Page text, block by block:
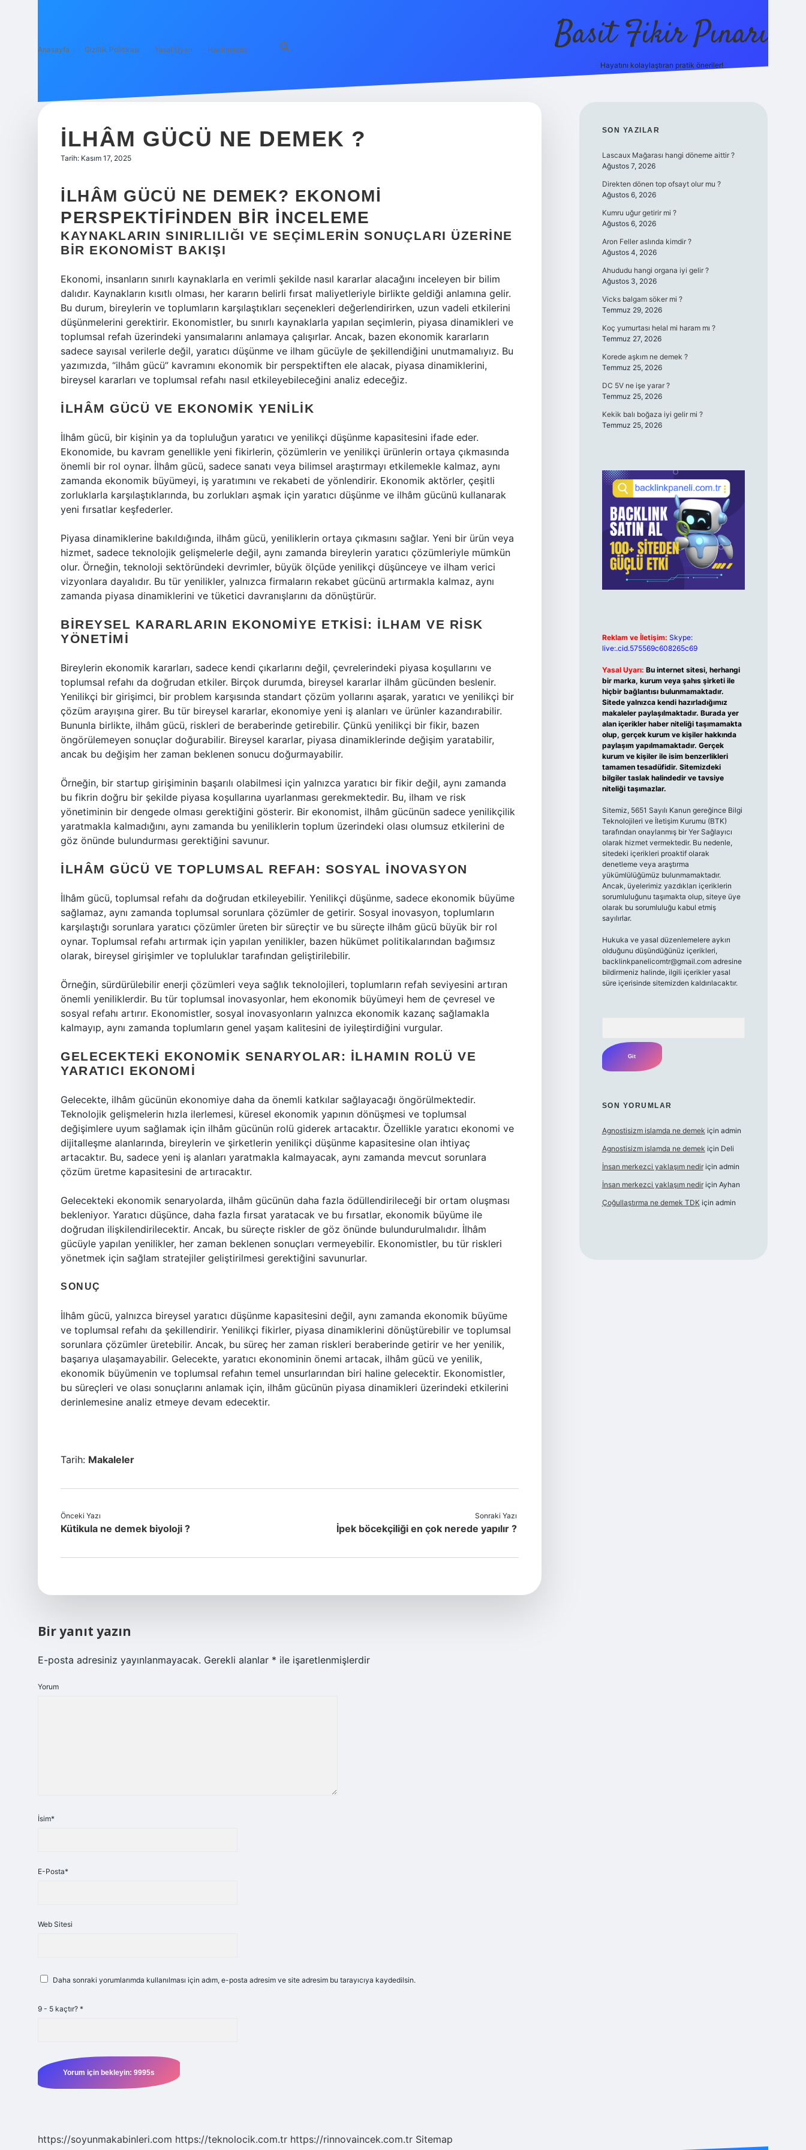
Anasayfa Gizlilik Politikası Yasal Uyarı Hakkımızda Basit Fikir Pınarı
Hayatını kolaylaştıran pratik öneriler!
İLHÂM GÜCÜ NE DEMEK ?
Tarih: Kasım 17, 2025
İLHÂM GÜCÜ NE DEMEK? EKONOMI
PERSPEKTIFINDEN BIR İNCELEME
KAYNAKLARIN SINIRLILIĞI VE SEÇIMLERIN SONUÇLARI ÜZERINE
BIR EKONOMIST BAKIŞI
Ekonomi, insanların sınırlı kaynaklarla en verimli şekilde nasıl kararlar alacağını inceleyen bir bilim
dalıdır. Kaynakların kısıtlı olması, her kararın belirli fırsat maliyetleriyle birlikte geldiği anlamına gelir.
Bu durum, bireylerin ve toplumların karşılaştıkları seçenekleri değerlendirirken, uzun vadeli etkilerini
düşünmelerini gerektirir. Ekonomistler, bu sınırlı kaynaklarla yapılan seçimlerin, piyasa dinamikleri ve
toplumsal refah üzerindeki yansımalarını anlamaya çalışırlar. Ancak, bazen ekonomik kararların
sadece sayısal verilerle değil, yaratıcı düşünme ve ilham gücüyle de şekillendiğini unutmamalıyız. Bu
yazımızda, “ilhâm gücü” kavramını ekonomik bir perspektiften ele alacak, piyasa dinamiklerini,
bireysel kararları ve toplumsal refahı nasıl etkileyebileceğini analiz edeceğiz.
İLHÂM GÜCÜ VE EKONOMIK YENILIK
İlhâm gücü, bir kişinin ya da topluluğun yaratıcı ve yenilikçi düşünme kapasitesini ifade eder.
Ekonomide, bu kavram genellikle yeni fikirlerin, çözümlerin ve yenilikçi ürünlerin ortaya çıkmasında
önemli bir rol oynar. İlhâm gücü, sadece sanatı veya bilimsel araştırmayı etkilemekle kalmaz, aynı
zamanda ekonomik büyümeyi, iş yaratımını ve rekabeti de yönlendirir. Ekonomik aktörler, çeşitli
zorluklarla karşılaştıklarında, bu zorlukları aşmak için yaratıcı düşünme ve ilhâm gücünü kullanarak
yeni fırsatlar keşfederler.
Piyasa dinamiklerine bakıldığında, ilhâm gücü, yeniliklerin ortaya çıkmasını sağlar. Yeni bir ürün veya
hizmet, sadece teknolojik gelişmelerle değil, aynı zamanda bireylerin yaratıcı çözümleriyle mümkün
olur. Örneğin, teknoloji sektöründeki devrimler, büyük ölçüde yenilikçi düşünceye ve ilham verici
vizyonlara dayalıdır. Bu tür yenilikler, yalnızca firmaların rekabet gücünü artırmakla kalmaz, aynı
zamanda piyasa dinamiklerini ve tüketici davranışlarını da dönüştürür.
BIREYSEL KARARLARIN EKONOMIYE ETKISI: İLHAM VE RISK
YÖNETIMI
Bireylerin ekonomik kararları, sadece kendi çıkarlarını değil, çevrelerindeki piyasa koşullarını ve
toplumsal refahı da doğrudan etkiler. Birçok durumda, bireysel kararlar ilhâm gücünden beslenir.
Yenilikçi bir girişimci, bir problem karşısında standart çözüm yollarını aşarak, yaratıcı ve yenilikçi bir
çözüm arayışına girer. Bu tür bireysel kararlar, ekonomiye yeni iş alanları ve ürünler kazandırabilir.
Bununla birlikte, ilhâm gücü, riskleri de beraberinde getirebilir. Çünkü yenilikçi bir fikir, bazen
öngörülemeyen sonuçlar doğurabilir. Bireysel kararlar, piyasa dinamiklerinde değişim yaratabilir,
ancak bu değişim her zaman beklenen sonucu doğurmayabilir.
Örneğin, bir startup girişiminin başarılı olabilmesi için yalnızca yaratıcı bir fikir değil, aynı zamanda
bu fikrin doğru bir şekilde piyasa koşullarına uyarlanması gerekmektedir. Bu, ilham ve risk
yönetiminin bir dengede olması gerektiğini gösterir. Bir ekonomist, ilhâm gücünün sadece yenilikçilik
yaratmakla kalmadığını, aynı zamanda bu yeniliklerin toplum üzerindeki olası olumsuz etkilerini de
göz önünde bulundurması gerektiğini savunur.
İLHÂM GÜCÜ VE TOPLUMSAL REFAH: SOSYAL İNOVASYON
İlhâm gücü, toplumsal refahı da doğrudan etkileyebilir. Yenilikçi düşünme, sadece ekonomik büyüme
sağlamaz, aynı zamanda toplumsal sorunlara çözümler de getirir. Sosyal inovasyon, toplumların
karşılaştığı sorunlara yaratıcı çözümler üreten bir süreçtir ve bu süreçte ilhâm gücü büyük bir rol
oynar. Toplumsal refahı artırmak için yapılan yenilikler, bazen hükümet politikalarından bağımsız
olarak, bireysel girişimler ve topluluklar tarafından geliştirilebilir.
Örneğin, sürdürülebilir enerji çözümleri veya sağlık teknolojileri, toplumların refah seviyesini artıran
önemli yeniliklerdir. Bu tür toplumsal inovasyonlar, hem ekonomik büyümeyi hem de çevresel ve
sosyal refahı artırır. Ekonomistler, sosyal inovasyonların yalnızca ekonomik kazanç sağlamakla
kalmayıp, aynı zamanda toplumların genel yaşam kalitesini de iyileştirdiğini vurgular.
GELECEKTEKI EKONOMIK SENARYOLAR: İLHAMIN ROLÜ VE
YARATICI EKONOMI
Gelecekte, ilhâm gücünün ekonomiye daha da önemli katkılar sağlayacağı öngörülmektedir.
Teknolojik gelişmelerin hızla ilerlemesi, küresel ekonomik yapının dönüşmesi ve toplumsal
değişimlere uyum sağlamak için ilhâm gücünün rolü giderek artacaktır. Özellikle yaratıcı ekonomi ve
dijitalleşme alanlarında, bireylerin ve şirketlerin yenilikçi düşünme kapasitesine olan ihtiyaç
artacaktır. Bu, sadece yeni iş alanları yaratmakla kalmayacak, aynı zamanda mevcut sorunlara
çözüm üretme kapasitesini de artıracaktır.
Gelecekteki ekonomik senaryolarda, ilhâm gücünün daha fazla ödüllendirileceği bir ortam oluşması
bekleniyor. Yaratıcı düşünce, daha fazla fırsat yaratacak ve bu fırsatlar, ekonomik büyüme ile
doğrudan ilişkilendirilecektir. Ancak, bu süreçte riskler de göz önünde bulundurulmalıdır. İlhâm
gücüyle yapılan yenilikler, her zaman beklenen sonuçları vermeyebilir. Ekonomistler, bu tür riskleri
yönetmek için sağlam stratejiler geliştirilmesi gerektiğini savunurlar.
SONUÇ
İlhâm gücü, yalnızca bireysel yaratıcı düşünme kapasitesini değil, aynı zamanda ekonomik büyüme
ve toplumsal refahı da şekillendirir. Yenilikçi fikirler, piyasa dinamiklerini dönüştürebilir ve toplumsal
sorunlara çözümler üretebilir. Ancak, bu süreç her zaman riskleri beraberinde getirir ve her yenilik,
başarıya ulaşamayabilir. Gelecekte, yaratıcı ekonominin önemi artacak, ilhâm gücü ve yenilik,
ekonomik büyümenin ve toplumsal refahın temel unsurlarından biri haline gelecektir. Ekonomistler,
bu süreçleri ve olası sonuçlarını anlamak için, ilhâm gücünün piyasa dinamikleri üzerindeki etkilerini
derinlemesine analiz etmeye devam edecektir.
Tarih: Makaleler
Önceki Yazı
Kütikula ne demek biyoloji ?
Sonraki Yazı
İpek böcekçiliği en çok nerede yapılır ?
Bir yanıt yazın
E-posta adresiniz yayınlanmayacak. Gerekli alanlar * ile işaretlenmişlerdir
Yorum
İsim*
E-Posta*
Web Sitesi
Daha sonraki yorumlarımda kullanılması için adım, e-posta adresim ve site adresim bu tarayıcıya kaydedilsin.
9 - 5 kaçtır? *
https://soyunmakabinleri.com https://teknolocik.com.tr https://rinnovaincek.com.tr Sitemap
SIDEBAR
SON YAZILAR
Lascaux Mağarası hangi döneme aittir ?
Ağustos 7, 2026
Direkten dönen top ofsayt olur mu ?
Ağustos 6, 2026
Kumru uğur getirir mi ?
Ağustos 6, 2026
Aron Feller aslında kimdir ?
Ağustos 4, 2026
Ahududu hangi organa iyi gelir ?
Ağustos 3, 2026
Vicks balgam söker mi ?
Temmuz 29, 2026
Koç yumurtası helal mi haram mı ?
Temmuz 27, 2026
Korede aşkım ne demek ?
Temmuz 25, 2026
DC 5V ne işe yarar ?
Temmuz 25, 2026
Kekik balı boğaza iyi gelir mi ?
Temmuz 25, 2026
Reklam ve İletişim: Skype:
live:.cid.575569c608265c69
Yasal Uyarı: Bu internet sitesi, herhangi
bir marka, kurum veya şahıs şirketi ile
hiçbir bağlantısı bulunmamaktadır.
Sitede yalnızca kendi hazırladığımız
makaleler paylaşılmaktadır. Burada yer
alan içerikler haber niteliği taşımamakta
olup, gerçek kurum ve kişiler hakkında
paylaşım yapılmamaktadır. Gerçek
kurum ve kişiler ile isim benzerlikleri
tamamen tesadüfidir. Sitemizdeki
bilgiler taslak halindedir ve tavsiye
niteliği taşımazlar.
Sitemiz, 5651 Sayılı Kanun gereğince Bilgi
Teknolojileri ve İletişim Kurumu (BTK)
tarafından onaylanmış bir Yer Sağlayıcı
olarak hizmet vermektedir. Bu nedenle,
sitedeki içerikleri proaktif olarak
denetleme veya araştırma
yükümlülüğümüz bulunmamaktadır.
Ancak, üyelerimiz yazdıkları içeriklerin
sorumluluğunu taşımakta olup, siteye üye
olarak bu sorumluluğu kabul etmiş
sayılırlar.
Hukuka ve yasal düzenlemelere aykırı
olduğunu düşündüğünüz içerikleri,
backlinkpanelicomtr@gmail.comadresine
bildirmeniz halinde, ilgili içerikler yasal
süre içerisinde sitemizden kaldırılacaktır.
SON YORUMLAR
Agnostisizm islamda ne demek için admin
Agnostisizm islamda ne demek için Deli
İnsan merkezci yaklaşım nediriçin admin
İnsan merkezci yaklaşım nediriçin Ayhan
Çoğullaştırma ne demek TDKiçin admin